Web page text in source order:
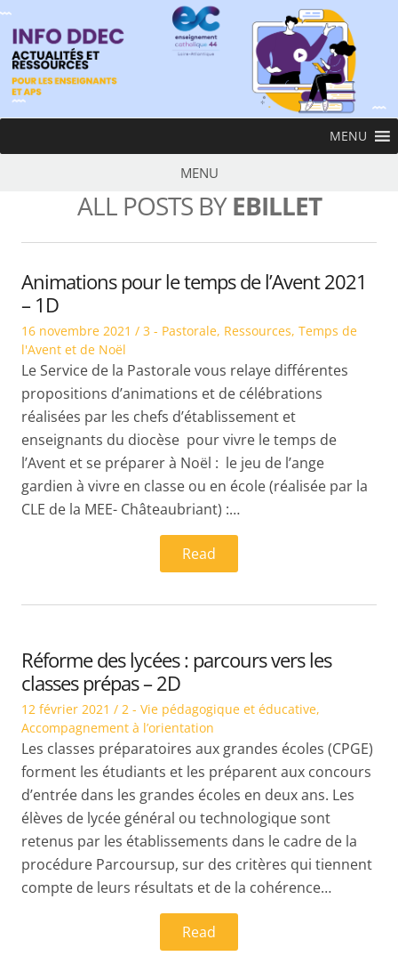
Skip
to
content
InfoDDEC
Ens
MENU
MENU
ALL POSTS BYEBILLET
Animations pour le temps de l’Avent 2021
– 1D
Posted
on
16 novembre 2021
Posted
3 - Pastorale, Ressources, Temps de
l'Avent et de Noël
Le Service de la Pastorale vous relaye différentes
propositions d’animations et de célébrations
réalisées par les chefs d’établissement et
enseignants du diocèse pour vivre le temps de
l’Avent et se préparer à Noël : le jeu de l’ange
gardien à vivre en classe ou en école (réalisée par la
CLE de la MEE- Châteaubriant) :…
Read
Réforme des lycées : parcours vers les
classes prépas – 2D
Posted
on
12 février 2021
Posted
in
2 - Vie pédagogique et éducative,
Accompagnement à l’orientation
Les classes préparatoires aux grandes écoles (CPGE)
forment les étudiants et les préparent aux concours
d’entrée dans les grandes écoles en deux ans. Les
élèves de lycée général ou technologique sont
retenus par les établissements dans le cadre de la
procédure Parcoursup, sur des critères qui tiennent
compte de leurs résultats et de la cohérence…
Read